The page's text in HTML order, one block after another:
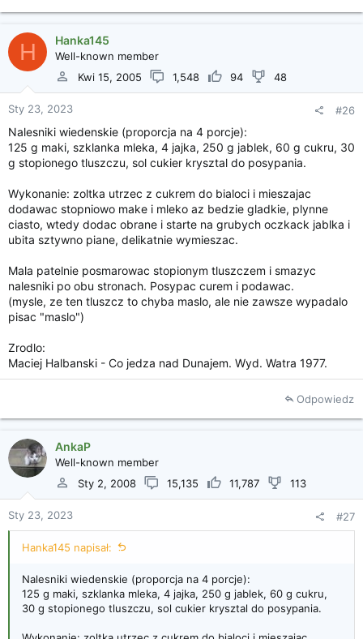
c
H Hanka145
Well-known member
Kwi 15, 2005
1,548 94 48
Sty 23, 2023 #26
Nalesniki wiedenskie (proporcja na 4 porcje):
125 g maki, szklanka mleka, 4 jajka, 250 g jablek, 60 g cukru, 30
g stopionego tluszczu, sol cukier krysztal do posypania.
Wykonanie: zoltka utrzec z cukrem do bialoci i mieszajac
dodawac stopniowo make i mleko az bedzie gladkie, plynne
ciasto, wtedy dodac obrane i starte na grubych oczkack jablka i
ubita sztywno piane, delikatnie wymieszac.
Mala patelnie posmarowac stopionym tluszczem i smazyc
nalesniki po obu stronach. Posypac curem i podawac.
(mysle, ze ten tluszcz to chyba maslo, ale nie zawsze wypadalo
pisac "maslo")
Zrodlo:
Maciej Halbanski - Co jedza nad Dunajem. Wyd. Watra 1977.
Odpowiedz
AnkaP
Well-known member
Sty 2, 2008
15,135 11,787 113
Sty 23, 2023 #27
Hanka145 napisał:
Nalesniki wiedenskie (proporcja na 4 porcje):
125 g maki, szklanka mleka, 4 jajka, 250 g jablek, 60 g cukru,
30 g stopionego tluszczu, sol cukier krysztal do posypania.